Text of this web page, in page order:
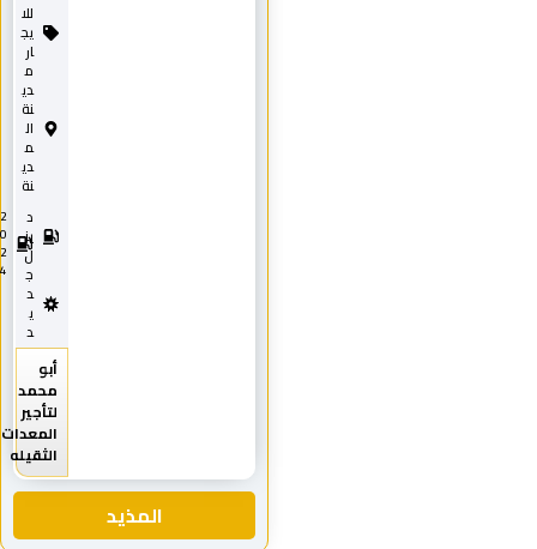
المذيد
للا
يج
ار
م
دي
نة
ال
م
دي
نة
د
يز
ل
ج
د
ي
د
2
0
2
4
أبو
محمد
لتأجير
المعدات
الثقيله